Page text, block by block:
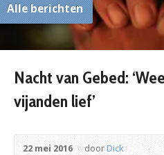
Alle berichten
Nacht van Gebed:
vijanden lief’
22 mei 2016 doorDick